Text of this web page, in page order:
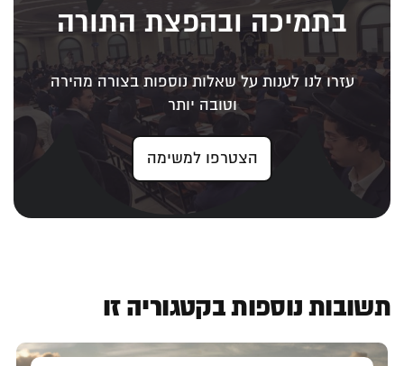
בתמיכה ובהפצת התורה
עזרו לנו לענות על שאלות נוספות בצורה מהירה
וטובה יותר
הצטרפו למשימה
תשובות נוספות בקטגוריה זו